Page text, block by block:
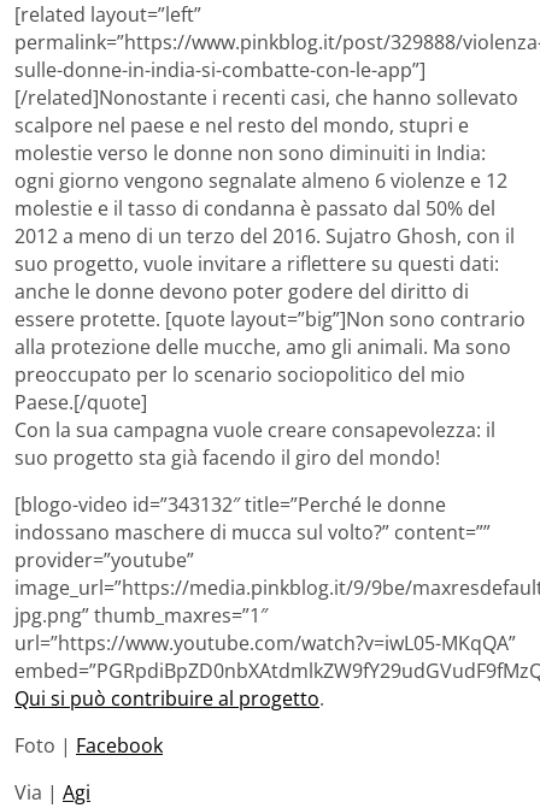
[related layout=”left”
permalink=”https://www.pinkblog.it/post/329888/
sulle-donne-in-india-si-combatte-con-le-app”]
[/related]Nonostante i recenti casi, che hanno sollevato
scalpore nel paese e nel resto del mondo, stupri e
molestie verso le donne non sono diminuiti in India:
ogni giorno vengono segnalate almeno 6 violenze e 12
molestie e il tasso di condanna è passato dal 50% del
2012 a meno di un terzo del 2016. Sujatro Ghosh, con il
suo progetto, vuole invitare a riflettere su questi dati:
anche le donne devono poter godere del diritto di
essere protette. [quote layout=”big”]Non sono contrario
alla protezione delle mucche, amo gli animali. Ma sono
preoccupato per lo scenario sociopolitico del mio
Paese.[/quote]
Con la sua campagna vuole creare consapevolezza: il
suo progetto sta già facendo il giro del mondo!
[blogo-video id=”343132″ title=”Perché le donne
indossano maschere di mucca sul volto?” content=””
provider=”youtube”
image_url=”https://media.pinkblog.it/9/9be/
jpg.png” thumb_maxres=”1″
url=”https://www.youtube.com/watch?v=iwL05-MKqQA”
Qui si può contribuire al progetto.
Foto | Facebook
Via | Agi